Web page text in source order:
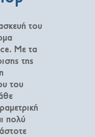
του
Με τα
της
του
πολύ